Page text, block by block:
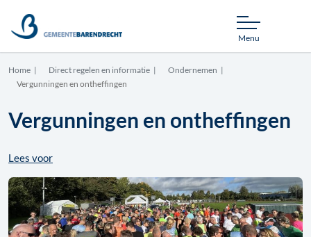
Menu
Home Direct regelen en informatie
Ondernemen
Vergunningen en ontheffingen
Vergunningen en ontheffingen
Lees voor